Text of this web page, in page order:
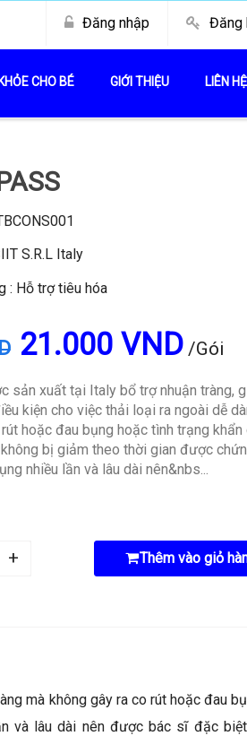
Đăng
Đăng nhập
CHO BÉ GIỚI THIỆU LIÊN HỆ
S.R.L Italy
: Hỗ trợ tiêu hóa
21.000 VND /Gói
sản xuất tại Italy bổ trợ nhuận tràng,
kiện cho việc thải loại ra ngoài dễ
hoặc đau bụng hoặc tình trạng khẩn
bị giảm theo thời gian được
nhiều lần và lâu dài nên&nbs...
Thêm vào giỏ
mà không gây ra co rút hoặc đau
và lâu dài nên được bác sĩ đặc